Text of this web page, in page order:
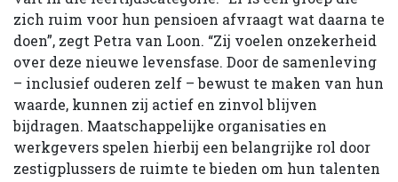
zich ruim voor hun pensioen afvraagt wat daarna te
doen”, zegt Petra van Loon. “Zij voelen onzekerheid
over deze nieuwe levensfase. Door de samenleving
– inclusief ouderen zelf – bewust te maken van hun
waarde, kunnen zij actief en zinvol blijven
bijdragen. Maatschappelijke organisaties en
werkgevers spelen hierbij een belangrijke rol door
zestigplussers de ruimte te bieden om hun talenten